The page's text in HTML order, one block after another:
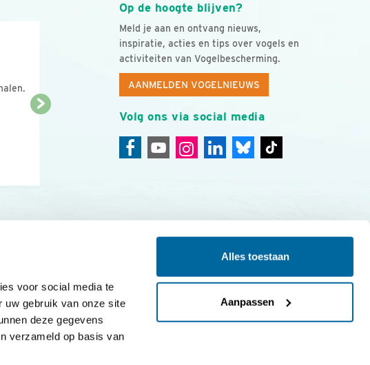
voor social media te
uw gebruik van onze site
deze gegevens
verzameld op basis van
Alles toestaan
Aanpassen
Op de hoogte blijven?
Meld je aan en ontvang nieuws,
inspiratie, acties en tips over vogels en
activiteiten van Vogelbescherming.
AANMELDEN VOGELNIEUWS
Volg ons via social media